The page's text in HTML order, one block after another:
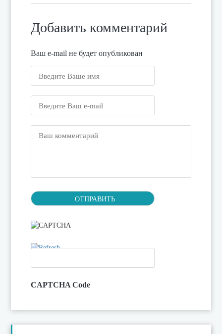
Добавить комментарий
Ваш e-mail не будет опубликован
CAPTCHA Code